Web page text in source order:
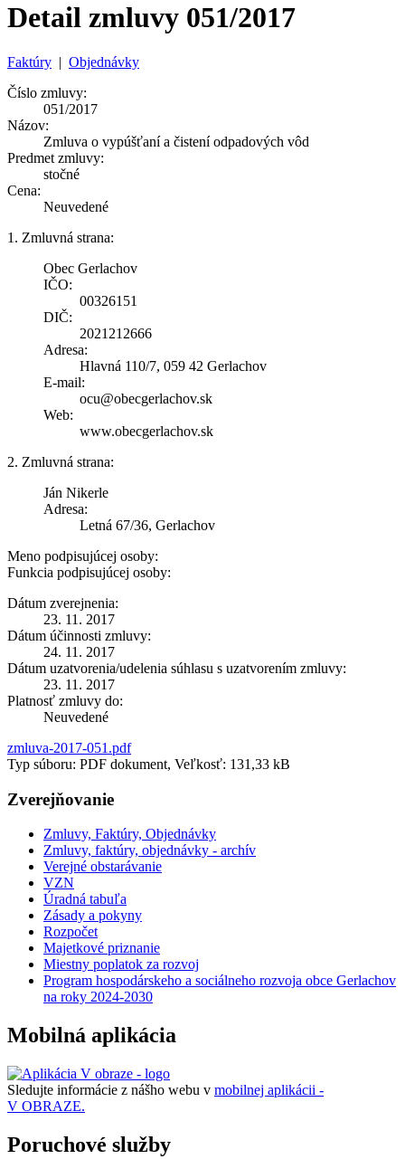
Detail zmluvy 051/2017
Faktúry | Objednávky
Číslo zmluvy:
051/2017
Názov:
Zmluva o vypúšťaní a čistení odpadových vôd
Predmet zmluvy:
stočné
Cena:
Neuvedené
1. Zmluvná strana:
Obec Gerlachov
IČO:
00326151
DIČ:
2021212666
Adresa:
Hlavná 110/7, 059 42 Gerlachov
E-mail:
ocu@obecgerlachov.sk
Web:
www.obecgerlachov.sk
2. Zmluvná strana:
Ján Nikerle
Adresa:
Letná 67/36, Gerlachov
Meno podpisujúcej osoby:
Funkcia podpisujúcej osoby:
Dátum zverejnenia:
23. 11. 2017
Dátum účinnosti zmluvy:
24. 11. 2017
Dátum uzatvorenia/udelenia súhlasu s uzatvorením zmluvy:
23. 11. 2017
Platnosť zmluvy do:
Neuvedené
zmluva-2017-051.pdf
Typ súboru: PDF dokument, Veľkosť: 131,33 kB
Zverejňovanie
Zmluvy, Faktúry, Objednávky
Zmluvy, faktúry, objednávky - archív
Verejné obstarávanie
VZN
Úradná tabuľa
Zásady a pokyny
Rozpočet
Majetkové priznanie
Miestny poplatok za rozvoj
Program hospodárskeho a sociálneho rozvoja obce Gerlachov
na roky 2024-2030
Mobilná aplikácia
Sledujte informácie z nášho webu v mobilnej aplikácii -
V OBRAZE.
Poruchové služby